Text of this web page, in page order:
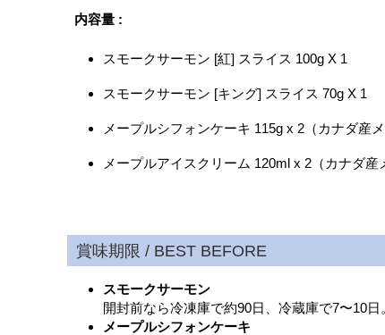
内容量 :
スモークサーモン [紅] スライス 100g X 1
スモークサーモン [キング] スライス 70g X 1
メープルシフォンケーキ 115g x 2（カナダ産
メープルアイスクリーム 120ml x 2（カナダ産
スモークサーモン
開封前なら冷凍庫で約90日、冷蔵庫で7〜10
メープルシフォンケーキ